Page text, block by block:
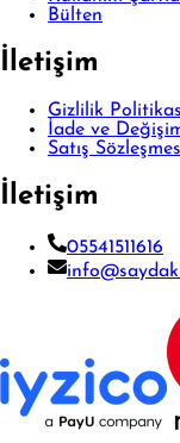
Bülten
İletişim
Gizlilik
İade ve
Satış
İletişim
05541511616